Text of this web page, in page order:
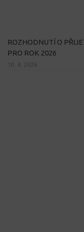
ROZHODNUTÍ O
PRO ROK 2026
10. 4. 2026